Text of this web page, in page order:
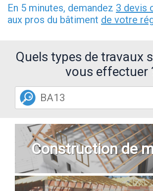
En 5 minutes, demandez 3 devis
aux pros du bâtiment de votre
Quels types de travaux
vous effectuer
Construction de